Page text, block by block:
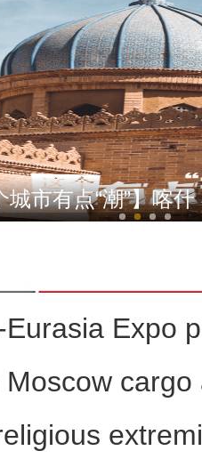
时分实拍新疆伊犁
城市有点“潮”】喀
Expo